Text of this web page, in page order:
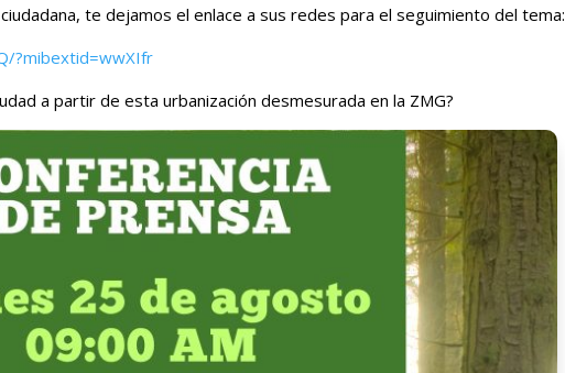
te dejamos el enlace a sus redes para el seguimiento del tema:
?mibextid=wwXIfr
a partir de esta urbanización desmesurada en la ZMG?